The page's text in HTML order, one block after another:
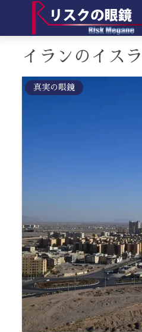
イランのイス
真実の眼鏡